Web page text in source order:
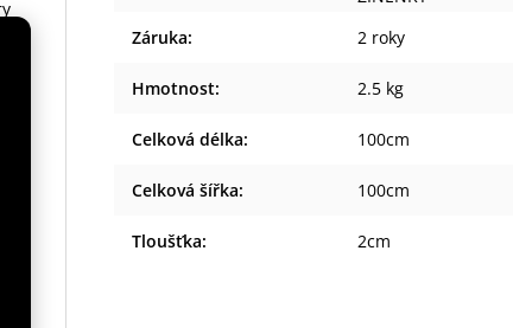
Záruka: 2 roky
Hmotnost: 2.5 kg
Celková délka: 100cm
Celková šířka: 100cm
Tloušťka: 2cm